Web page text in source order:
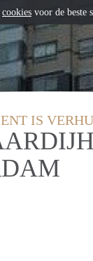
IS
cookies voor de beste